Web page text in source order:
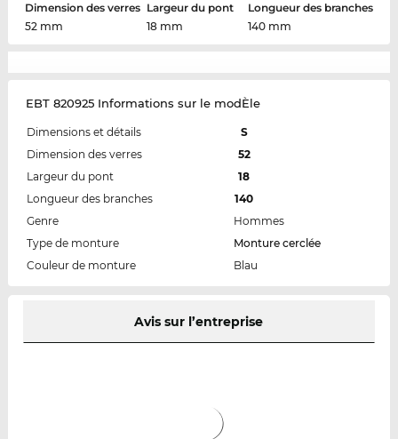
Dimension des verres
52 mm
Largeur du pont
18 mm
Longueur des branches
140 mm
EBT 820925 Informations sur le modÈle
Dimensions et détails
S
Dimension des verres
52
Largeur du pont
18
Longueur des branches
140
Genre
Hommes
Type de monture
Monture cerclée
Couleur de monture
Blau
Avis sur l’entreprise